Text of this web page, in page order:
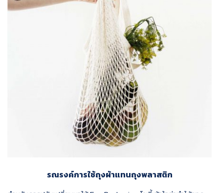
รณรงค์การใช้ถุงผ้าแทนถุงพลาสติก